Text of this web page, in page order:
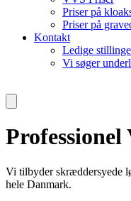
Priser på
Priser på
Kontakt
Ledige
Vi søger
Professionel
Vi tilbyder skræddersyede
hele Danmark.